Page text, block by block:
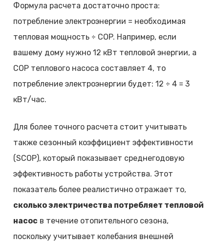
Формула расчета достаточно проста:
потребление электроэнергии = необходимая
тепловая мощность ÷ COP. Например, если
вашему дому нужно 12 кВт тепловой энергии, а
COP теплового насоса составляет 4, то
потребление электроэнергии будет: 12 ÷ 4 = 3
кВт/час.
Для более точного расчета стоит учитывать
также сезонный коэффициент эффективности
(SCOP), который показывает среднегодовую
эффективность работы устройства. Этот
показатель более реалистично отражает то,
сколько электричества потребляет тепловой
насосв течение отопительного сезона,
поскольку учитывает колебания внешней